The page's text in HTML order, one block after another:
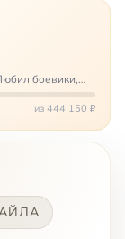
боевики,
в комп,
из 444 150 ₽